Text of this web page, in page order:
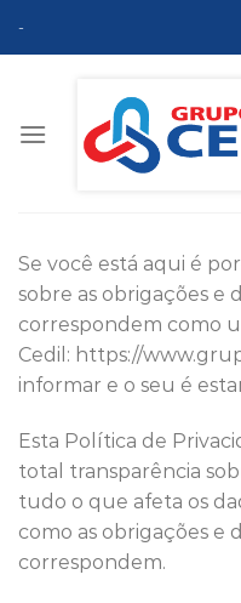
-
Se você está aqui é
sobre as obrigações e
correspondem como
Cedil: https://
informar e o seu é
Esta Política de
total transparência
tudo o que afeta os
como as obrigações e
correspondem.